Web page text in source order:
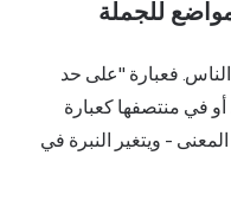
الناس. فعبارة "على حد
في منتصفها كعبارة
- ويتغير النبرة في